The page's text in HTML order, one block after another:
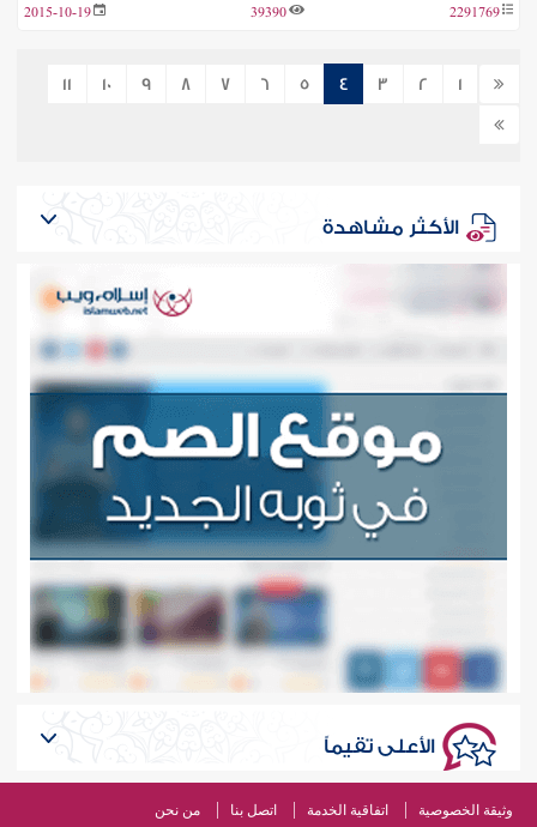
2291769
39390
2015-10-19
1
2
3
4
5
6
7
8
9
10
11
الأكثر مشاهدة
الأعلى تقيماً
وثيقة الخصوصية اتفاقية الخدمة اتصل بنا من نحن